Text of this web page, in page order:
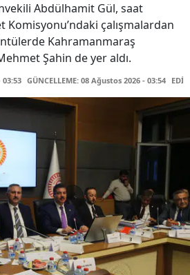
Abdülhamit Gül, saat
Komisyonu’ndaki çalışmalardan
Kahramanmaraş
Şahin de yer aldı.
03:53 GÜNCELLEME: 08 Ağustos 2026 - 03:54